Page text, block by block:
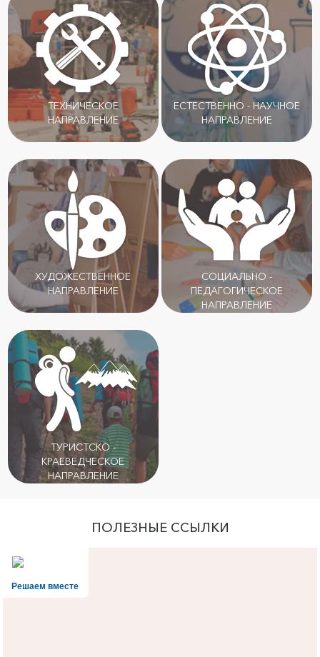
ТЕХНИЧЕСКОЕ
НАПРАВЛЕНИЕ
ЕСТЕСТВЕННО - НАУЧНОЕ
НАПРАВЛЕНИЕ
ХУДОЖЕСТВЕННОЕ
НАПРАВЛЕНИЕ
СОЦИАЛЬНО -
ПЕДАГОГИЧЕСКОЕ
НАПРАВЛЕНИЕ
ТУРИСТСКО -
КРАЕВЕДЧЕСКОЕ
НАПРАВЛЕНИЕ
ПОЛЕЗНЫЕ ССЫЛКИ
Решаем вместе